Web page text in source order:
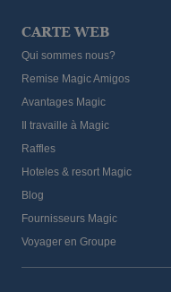
CARTE WEB
Qui sommes nous?
Remise Magic Amigos
Avantages Magic
Il travaille à Magic
Raffles
Hoteles & resort Magic
Blog
Fournisseurs Magic
Voyager en Groupe